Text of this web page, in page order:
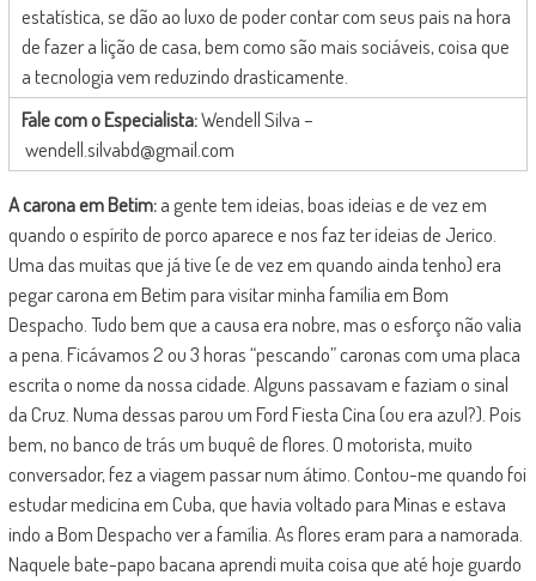
estatística, se dão ao luxo de poder contar com seus pais na hora
de fazer a lição de casa, bem como são mais sociáveis, coisa que
a tecnologia vem reduzindo drasticamente.
Fale com o Especialista:Wendell Silva –
wendell.silvabd@gmail.com
A carona em Betim:a gente tem ideias, boas ideias e de vez em
quando o espírito de porco aparece e nos faz ter ideias de Jerico.
Uma das muitas que já tive (e de vez em quando ainda tenho) era
pegar carona em Betim para visitar minha família em Bom
Despacho. Tudo bem que a causa era nobre, mas o esforço não valia
a pena. Ficávamos 2 ou 3 horas “pescando” caronas com uma placa
escrita o nome da nossa cidade. Alguns passavam e faziam o sinal
da Cruz. Numa dessas parou um Ford Fiesta Cina (ou era azul?). Pois
bem, no banco de trás um buquê de flores. O motorista, muito
conversador, fez a viagem passar num átimo. Contou-me quando foi
estudar medicina em Cuba, que havia voltado para Minas e estava
indo a Bom Despacho ver a família. As flores eram para a namorada.
Naquele bate-papo bacana aprendi muita coisa que até hoje guardo